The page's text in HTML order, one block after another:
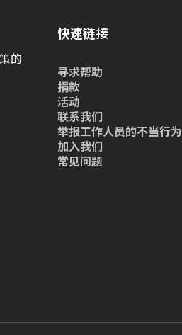
的
快速链接
寻求帮助
捐款
活动
联系我们
举报工作人员的不当行为
加入我们
常见问题